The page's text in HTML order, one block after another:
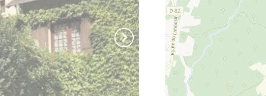
Aires de jeux
Coins lectures
Les spots nature
tout voir